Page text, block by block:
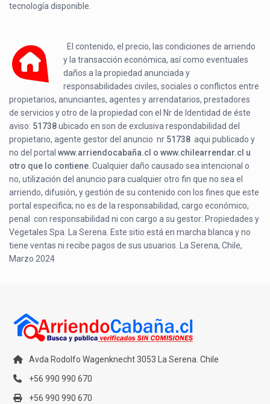
tecnología disponible.
El contenido, el precio, las condiciones de arriendo
y la transacción económica, así como eventuales
daños a la propiedad anunciada y
responsabilidades civiles, sociales o conflictos entre
propietarios, anunciantes, agentes y arrendatarios, prestadores
de servicios y otro de la propiedad con el Nr de Identidad de éste
aviso: 51738ubicado enson de exclusiva respondabilidad del
propietario, agente gestor del anuncio nr 51738 aqui publicado y
no del portalwww.arriendocabaña.cl o www.chilearrendar.cl u
otro que lo contiene . Cualquier daño causado sea intencional o
no, utilización del anuncio para cualquier otro fin que no sea el
arriendo, difusión, y gestión de su contenido con los fines que este
portal especifica; no es de la responsabilidad, cargo económico,
penal con responsabilidad ni con cargo a su gestor: Propiedades y
Vegetales Spa. La Serena. Este sitio está en marcha blanca y no
tiene ventas ni recibe pagos de sus usuarios. La Serena, Chile,
Marzo 2024
Avda Rodolfo Wagenknecht 3053 La Serena. Chile
+56 990 990 670
+56 990 990 670